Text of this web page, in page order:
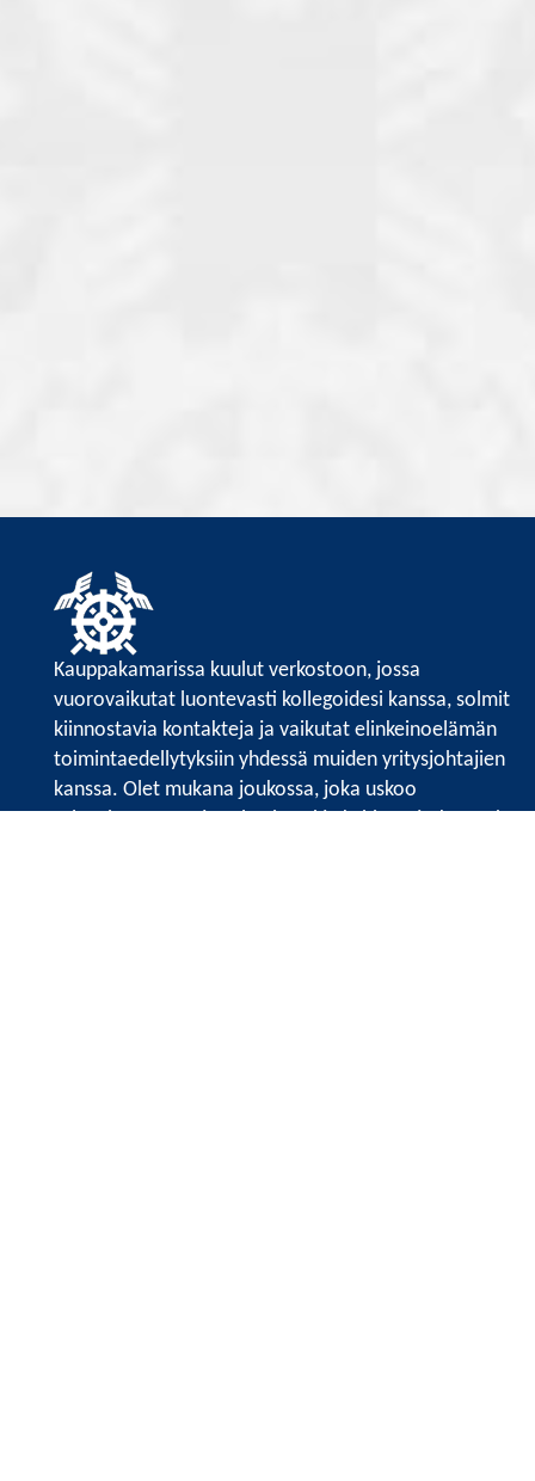
Kauppakamarissa kuulut verkostoon, jossa
vuorovaikutat luontevasti kollegoidesi kanssa, solmit
kiinnostavia kontakteja ja vaikutat elinkeinoelämän
toimintaedellytyksiin yhdessä muiden yritysjohtajien
kanssa. Olet mukana joukossa, joka uskoo